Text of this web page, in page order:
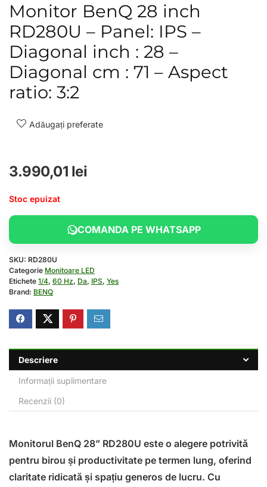
Monitor BenQ 28 inch
RD280U – Panel: IPS –
Diagonal inch : 28 –
Diagonal cm : 71 – Aspect
ratio: 3:2
Adăugați preferate
3.990,01 lei
Stoc epuizat
COMANDA PE WHATSAPP
SKU: RD280U
Categorie Monitoare LED
Etichete 1/4, 60 Hz, Da, IPS, Yes
Brand: BENQ
Descriere
Informații suplimentare
Recenzii (0)
Monitorul BenQ 28” RD280U este o alegere potrivită
pentru birou și productivitate pe termen lung, oferind
claritate ridicată și spațiu generos de lucru. Cu